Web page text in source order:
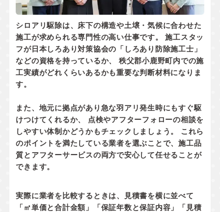
シロアリ駆除は、床下の構造や土壌・気候に合わせた
施工が求められる専門性の高い仕事です。 施工スタッ
フが日本しろあり対策協会の「しろあり防除施工士」
などの資格を持っているか、 秩父郡小鹿野町内での施
工実績がどれくらいあるかも重要な判断材料になりま
す。
また、地元に拠点があり 急な羽アリ発生時にもすぐ駆
けつけてくれるか、 点検やアフターフォローの相談を
しやすい体制かどうかもチェックしましょう。 これら
のポイントを満たしている業者を選ぶことで、施工品
質とアフターサービスの両方で安心して任せることが
できます。
実際に業者を比較するときは、見積書を横に並べて
「㎡単価と合計金額」「保証年数と保証内容」「見積